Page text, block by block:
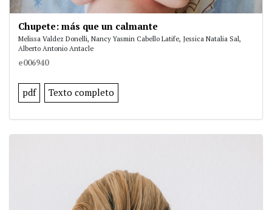
Chupete: más que un calmante
Melissa Valdez Donelli, Nancy Yasmin Cabello Latife, Jessica Natalia Sal,
Alberto Antonio Antacle
e006940
pdf Texto completo